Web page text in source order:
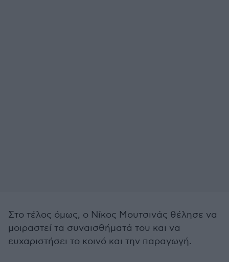
Στο τέλος όμως, ο Νίκος Μουτσινάς θέλησε να
μοιραστεί τα συναισθήματά του και να
ευχαριστήσει το κοινό και την παραγωγή.